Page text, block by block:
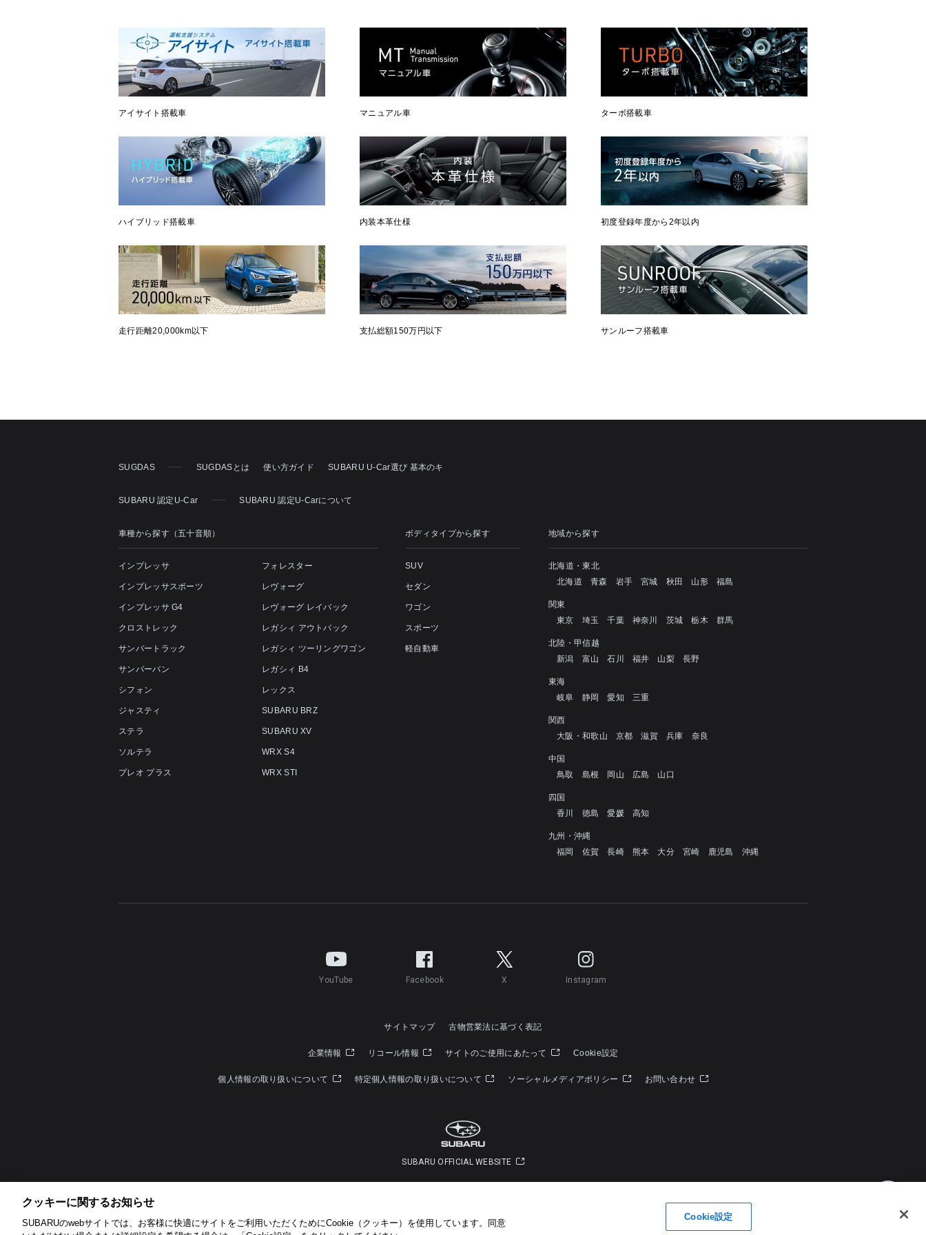
アイサイト搭載車 マニュアル車 ターボ搭載車
ハイブリッド搭載車 内装本革仕様 初度登録年度から2年以内
走行距離20,000km以下 支払総額150万円以下 サンルーフ搭載車
SUGDAS SUGDASとは 使い方ガイド SUBARU U-Car選び 基本のキ
SUBARU 認定U-Car SUBARU 認定U-Carについて
車種から探す（五十音順）
インプレッサ
インプレッサスポーツ
インプレッサ G4
クロストレック
サンバートラック
サンバーバン
シフォン
ジャスティ
ステラ
ソルテラ
プレオ プラス
フォレスター
レヴォーグ
レヴォーグ レイバック
レガシィ アウトバック
レガシィ ツーリングワゴン
レガシィ B4
レックス
SUBARU BRZ
SUBARU XV
WRX S4
WRX STI
ボディタイプから探す
SUV
セダン
ワゴン
スポーツ
軽自動車
地域から探す
北海道・東北
北海道
青森 岩手 宮城 秋田 山形 福島
関東
東京
埼玉 千葉 神奈川 茨城 栃木 群馬
北陸・甲信越
新潟
富山 石川 福井 山梨 長野
東海
岐阜
静岡 愛知 三重
関西
大阪・和歌山
京都 滋賀 兵庫 奈良
中国
鳥取
島根 岡山 広島 山口
四国
香川
徳島 愛媛 高知
九州・沖縄
福岡
佐賀 長崎 熊本 大分 宮崎 鹿児島 沖縄
YouTube Facebook X Instagram
サイトマップ 古物営業法に基づく表記
企業情報 リコール情報 サイトのご使用にあたって Cookie設定
個人情報の取り扱いについて 特定個人情報の取り扱いについて ソーシャルメディアポリシー お問い合わせ
SUBARU OFFICIAL WEBSITE
クッキーに関するお知らせ​
SUBARUのwebサイトでは、お客様に快適にサイトをご利用いただくためにCookie（クッキー）を使用しています。​ 同意
Cookie設定